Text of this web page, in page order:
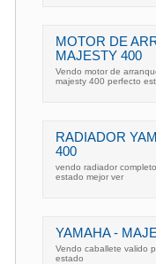
MOTOR DE
MAJESTY 400
Vendo motor de
majesty 400 perfecto
RADIADOR
400
vendo radiador
estado mejor ver
YAMAHA -
Vendo caballete valido
estado